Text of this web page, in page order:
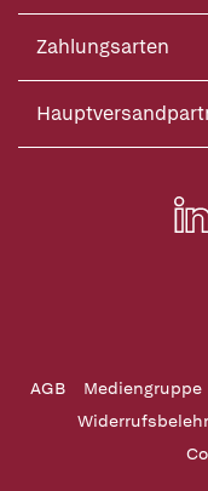
Zahlungsarten
AGB Mediengruppe